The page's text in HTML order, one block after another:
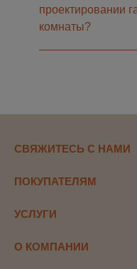
проектировании
комнаты?
СВЯЖИТЕСЬ С НАМИ
ПОКУПАТЕЛЯМ
УСЛУГИ
О КОМПАНИИ